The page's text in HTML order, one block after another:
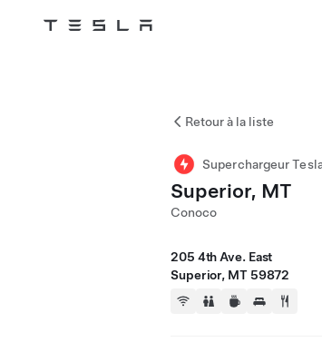
Tesla
Retour à la liste
Superchargeur
Superior, MT
Conoco
205 4th Ave. East
Superior, MT 59872